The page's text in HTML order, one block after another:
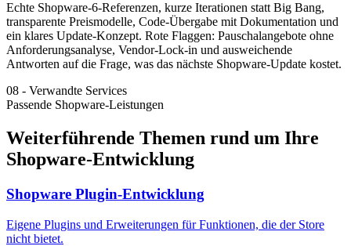
Echte Shopware-6-Referenzen, kurze Iterationen statt Big Bang,
transparente Preismodelle, Code-Übergabe mit Dokumentation und
ein klares Update-Konzept. Rote Flaggen: Pauschalangebote ohne
Anforderungsanalyse, Vendor-Lock-in und ausweichende
Antworten auf die Frage, was das nächste Shopware-Update kostet.
08 - Verwandte Services
Passende Shopware-Leistungen
Weiterführende Themen rund um Ihre
Shopware-Entwicklung
Shopware Plugin-Entwicklung
Eigene Plugins und Erweiterungen für Funktionen, die der Store
nicht bietet.